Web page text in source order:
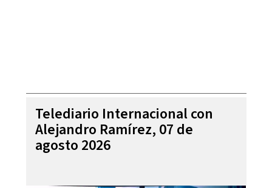
Telediario Internacional con
Alejandro Ramírez, 07 de
agosto 2026